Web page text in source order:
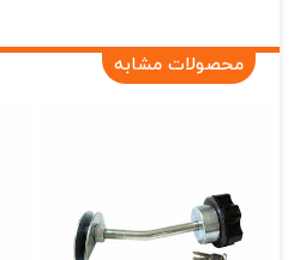
محصولات مشابه